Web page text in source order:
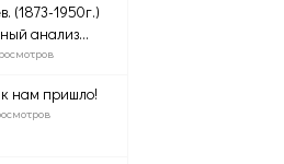
(1873-1950г.)
анализ...
нам пришло!